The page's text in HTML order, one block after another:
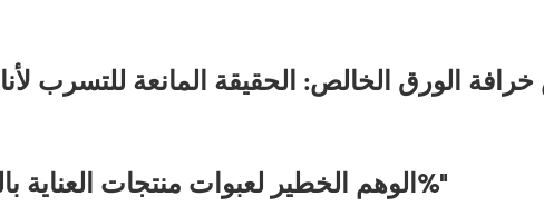
الوهم الخطير لعبوات منتجات العناية بالبشرة المصنوعة من "الورق النقي 100%"